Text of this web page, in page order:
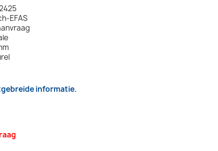
EFAS
informatie.